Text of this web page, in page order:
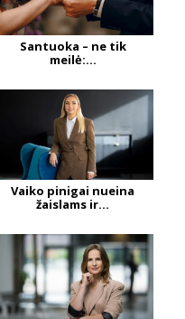
Santuoka – ne tik
meilė:...
Vaiko pinigai nueina
žaislams ir...